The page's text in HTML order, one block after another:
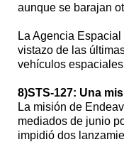
aunque se barajan
La Agencia
vistazo de las
vehículos
8)STS-127: Una
La misión de
mediados de junio
impidió dos